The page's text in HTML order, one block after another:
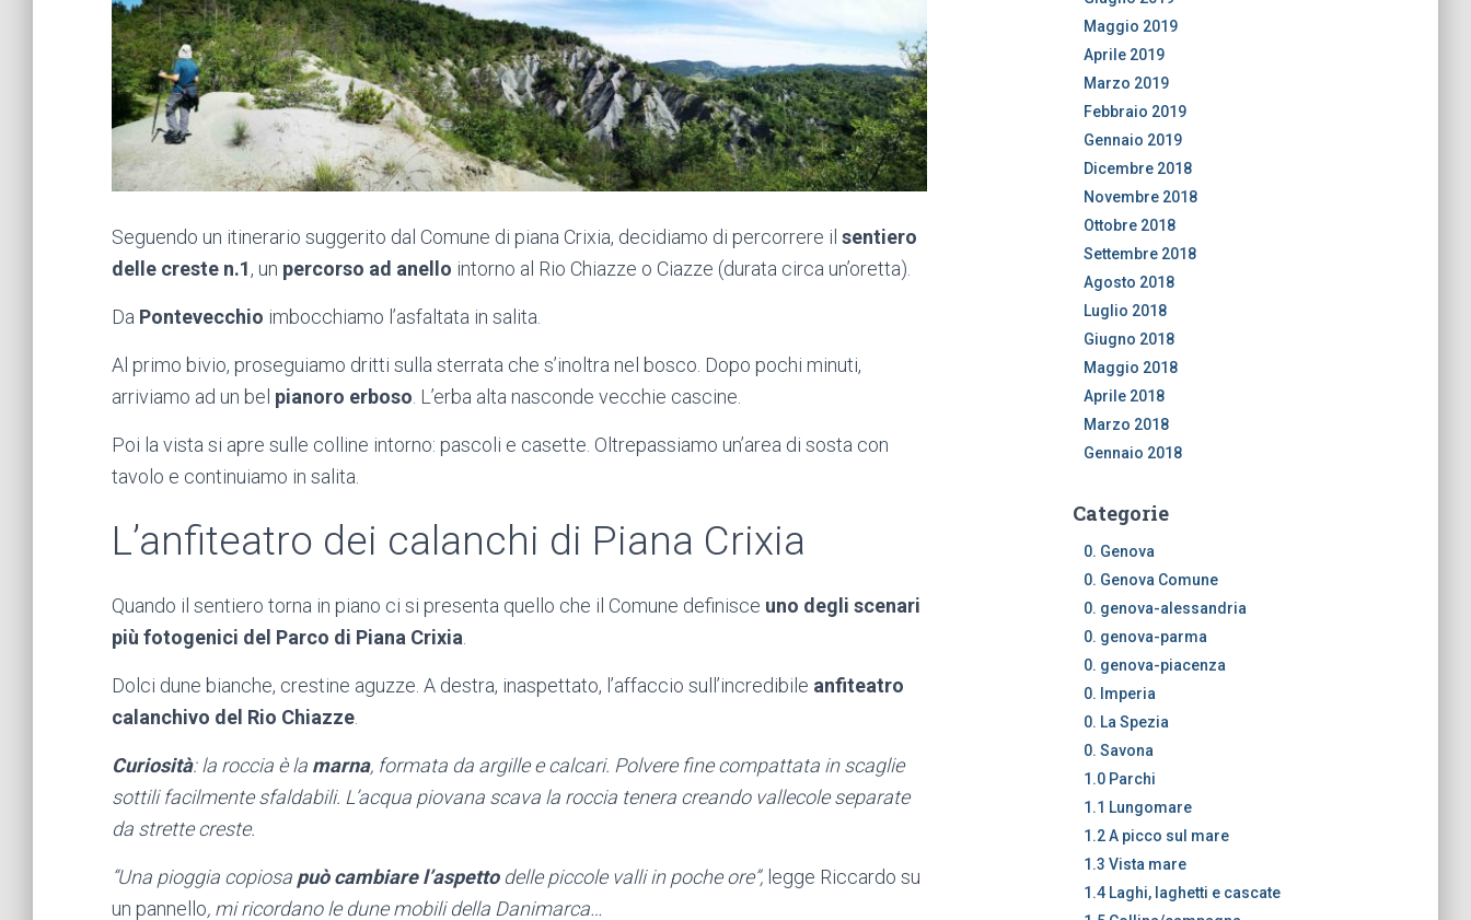
Seguendo un itinerario suggerito dal Comune di piana Crixia, decidiamo di percorrere il sentiero
delle creste n.1, un percorso ad anello intorno al Rio Chiazze o Ciazze (durata circa un’oretta).
Da Pontevecchio imbocchiamo l’asfaltata in salita.
Al primo bivio, proseguiamo dritti sulla sterrata che s’inoltra nel bosco. Dopo pochi minuti,
arriviamo ad un bel pianoro erboso. L’erba alta nasconde vecchie cascine.
Poi la vista si apre sulle colline intorno: pascoli e casette. Oltrepassiamo un’area di sosta con
tavolo e continuiamo in salita.
L’anfiteatro dei calanchi di Piana Crixia
Quando il sentiero torna in piano ci si presenta quello che il Comune definisce uno degli scenari
più fotogenici del Parco di Piana Crixia.
Dolci dune bianche, crestine aguzze. A destra, inaspettato, l’affaccio sull’incredibile anfiteatro
calanchivo del Rio Chiazze.
Curiosità: la roccia è la marna, formata da argille e calcari. Polvere fine compattata in scaglie
sottili facilmente sfaldabili. L’acqua piovana scava la roccia tenera creando vallecole separate
da strette creste.
“Una pioggia copiosa può cambiare l’aspettodelle piccole valli in poche ore”, legge Riccardo su
un pannello, mi ricordano le dune mobili della Danimarca…
Maggio 2019
Aprile 2019
Marzo 2019
Febbraio 2019
Gennaio 2019
Dicembre 2018
Novembre 2018
Ottobre 2018
Settembre 2018
Agosto 2018
Luglio 2018
Giugno 2018
Maggio 2018
Aprile 2018
Marzo 2018
Gennaio 2018
Categorie
0. Genova
0. Genova Comune
0. genova-alessandria
0. genova-parma
0. genova-piacenza
0. Imperia
0. La Spezia
0. Savona
1.0 Parchi
1.1 Lungomare
1.2 A picco sul mare
1.3 Vista mare
1.4 Laghi, laghetti e cascate